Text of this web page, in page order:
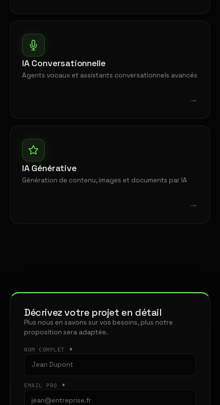
IA Conversationnelle
Agents vocaux et assistants conversationnels avancés
→
IA Générative
Génération de contenu, images et documents par IA
→
Décrivez votre projet en détail
Plus nous en savons sur vos besoins, plus notre
proposition sera adaptée.
NOM COMPLET *
EMAIL PRO *